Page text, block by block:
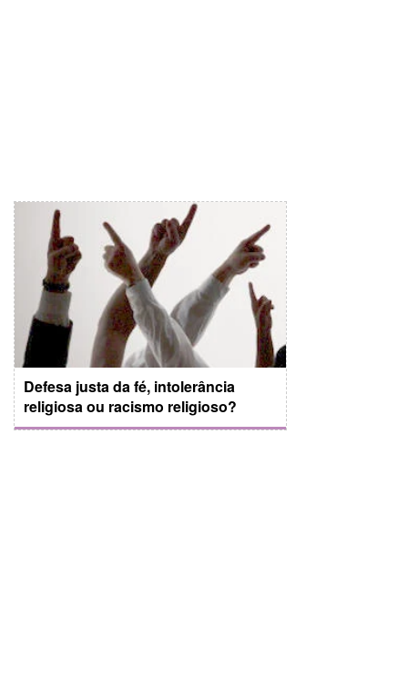
Defesa justa da fé, intolerância
religiosa ou racismo religioso?